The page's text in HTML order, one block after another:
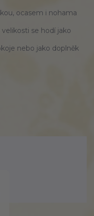
ocasem i nohama
se hodí jako
nebo jako doplněk